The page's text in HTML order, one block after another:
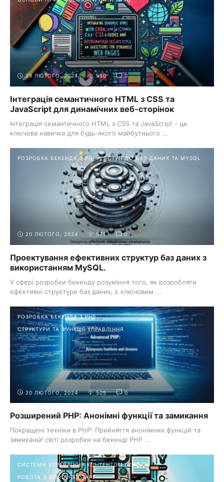
29 ЛЮТОГО, 2024 550 0
Інтеграція семантичного HTML з CSS та
JavaScript для динамічних веб-сторінок
Інтеграція семантичного HTML з CSS та JavaScript - це
ключова навичка для будь-якого майбутнього ...
РОЗРОБКА БЕКЕНДА З PHP ВСТУП ДО БАЗ ДАНИХ ТА MYSQL
20 ЛЮТОГО, 2024 571 0
Проектування ефективних структур баз даних з
використанням MySQL.
У сфері розробки бекенду розуміння того, як розробляти
ефективні структури баз даних, є ключовим ...
РОЗРОБКА БЕКЕНДА З PHP
СТРУКТУРИ ТА ФУНКЦІЇ УПРАВЛІННЯ
20 ЛЮТОГО, 2024 505 0
Розширений PHP: Анонімні функції та замикання
Покращені техніки в PHP: Прийняття анонімних функцій та
замиканьУ світі розробки на бекенді PHP ...
СИСТЕМИ УПРАВЛІННЯ КОНТЕНТОМ (CMS)
РОБОТА З WORDPRESS API